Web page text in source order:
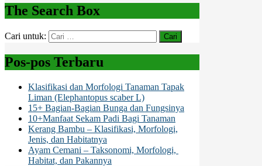
The Search Box
Cari untuk:
Pos-pos Terbaru
Klasifikasi dan Morfologi Tanaman Tapak
Liman (Elephantopus scaber L)
15+ Bagian-Bagian Bunga dan Fungsinya
10+Manfaat Sekam Padi Bagi Tanaman
Kerang Bambu – Klasifikasi, Morfologi,
Jenis, dan Habitatnya
Ayam Cemani – Taksonomi, Morfologi,
Habitat, dan Pakannya